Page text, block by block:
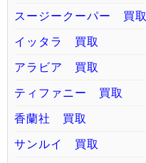
スージークーパー 買取
イッタラ 買取
アラビア 買取
ティファニー 買取
香蘭社 買取
サンルイ 買取